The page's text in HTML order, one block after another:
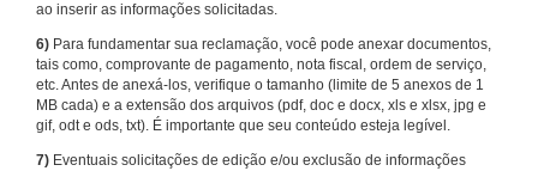
ao inserir as informações solicitadas.
6) Para fundamentar sua reclamação, você pode anexar documentos,
tais como, comprovante de pagamento, nota fiscal, ordem de serviço,
etc. Antes de anexá-los, verifique o tamanho (limite de 5 anexos de 1
MB cada) e a extensão dos arquivos (pdf, doc e docx, xls e xlsx, jpg e
gif, odt e ods, txt). É importante que seu conteúdo esteja legível.
7) Eventuais solicitações de edição e/ou exclusão de informações